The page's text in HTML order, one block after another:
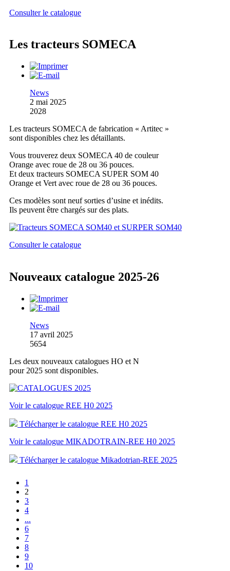
Consulter le catalogue
Les tracteurs SOMECA
News
2 mai 2025
2028
Les tracteurs SOMECA de fabrication « Artitec »
sont disponibles chez les détaillants.
Vous trouverez deux SOMECA 40 de couleur
Orange avec roue de 28 ou 36 pouces.
Et deux tracteurs SOMECA SUPER SOM 40
Orange et Vert avec roue de 28 ou 36 pouces.
Ces modèles sont neuf sorties d’usine et inédits.
Ils peuvent être chargés sur des plats.
Consulter le catalogue
Nouveaux catalogue 2025-26
News
17 avril 2025
5654
Les deux nouveaux catalogues HO et N
pour 2025 sont disponibles.
Voir le catalogue REE H0 2025
Télécharger le catalogue REE H0 2025
Voir le catalogue MIKADOTRAIN-REE H0 2025
Télécharger le catalogue Mikadotrian-REE 2025
1
2
3
4
...
6
7
8
9
10